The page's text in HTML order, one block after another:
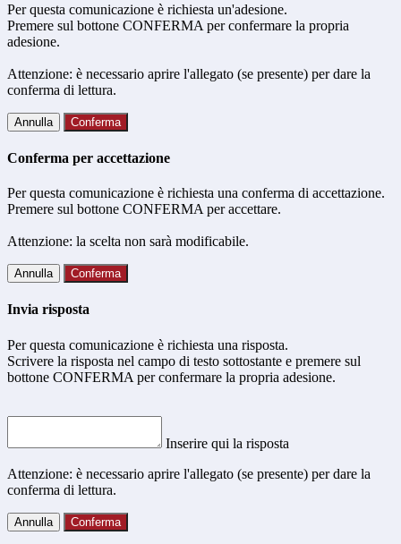
Per questa comunicazione è richiesta un'adesione.
Premere sul bottone CONFERMA per confermare la propria
adesione.
Attenzione: è necessario aprire l'allegato (se presente) per dare la
conferma di lettura.
Annulla Conferma
Conferma per accettazione
Per questa comunicazione è richiesta una conferma di accettazione.
Premere sul bottone CONFERMA per accettare.
Attenzione: la scelta non sarà modificabile.
Annulla Conferma
Invia risposta
Per questa comunicazione è richiesta una risposta.
Scrivere la risposta nel campo di testo sottostante e premere sul
bottone CONFERMA per confermare la propria adesione.
Inserire qui la risposta
Attenzione: è necessario aprire l'allegato (se presente) per dare la
conferma di lettura.
Annulla Conferma